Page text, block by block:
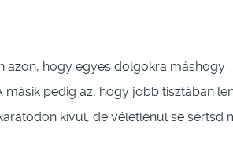
azon, hogy egyes dolgokra máshogy
pedig az, hogy jobb tisztában
kívül, de véletlenül se sértsd